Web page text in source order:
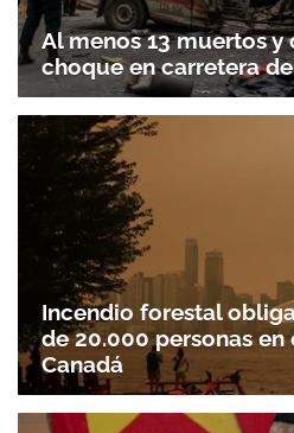
Gracias por
Al menos 13 muertos
choque en carretera
Incendio forestal
de 20.000 personas en
Canadá